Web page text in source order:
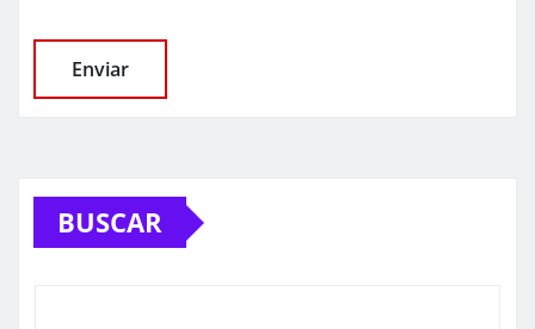
BUSCAR